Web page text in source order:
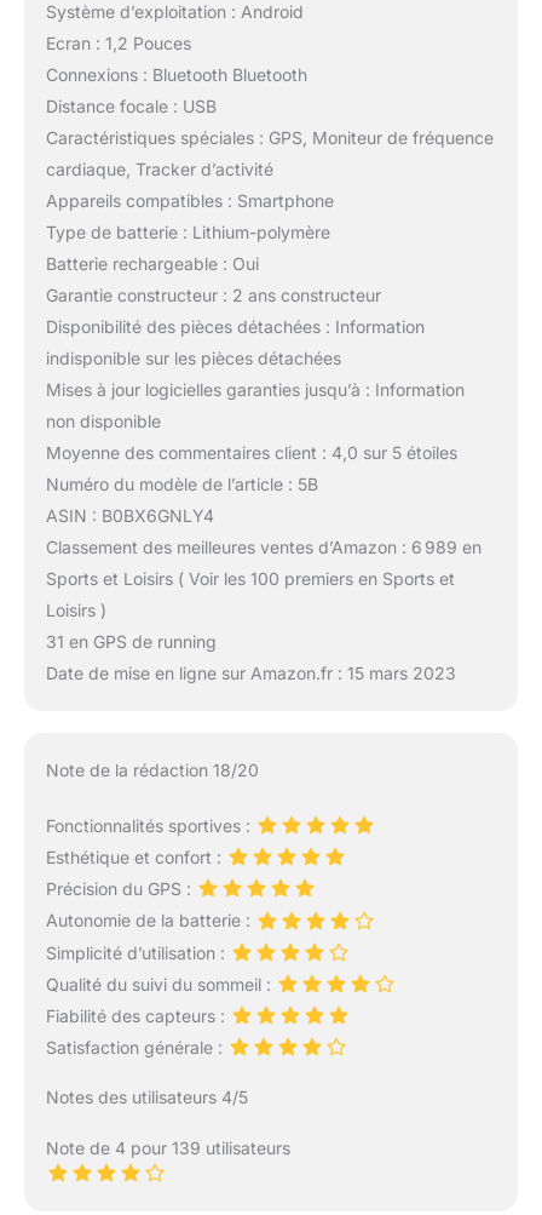
Système d’exploitation : Android
Ecran : 1,2 Pouces
Connexions : Bluetooth Bluetooth
Distance focale : USB
Caractéristiques spéciales : GPS, Moniteur de fréquence
cardiaque, Tracker d’activité
Appareils compatibles : Smartphone
Type de batterie : Lithium-polymère
Batterie rechargeable : Oui
Garantie constructeur : 2 ans constructeur
Disponibilité des pièces détachées : Information
indisponible sur les pièces détachées
Mises à jour logicielles garanties jusqu’à : Information
non disponible
Moyenne des commentaires client : 4,0 sur 5 étoiles
Numéro du modèle de l’article : 5B
ASIN : B0BX6GNLY4
Classement des meilleures ventes d’Amazon : 6 989 en
Sports et Loisirs ( Voir les 100 premiers en Sports et
Loisirs )
31 en GPS de running
Date de mise en ligne sur Amazon.fr : 15 mars 2023
Note de la rédaction 18/20
Fonctionnalités sportives :
Esthétique et confort :
Précision du GPS :
Autonomie de la batterie :
Simplicité d’utilisation :
Qualité du suivi du sommeil :
Fiabilité des capteurs :
Satisfaction générale :
Notes des utilisateurs 4/5
Note de 4 pour 139 utilisateurs